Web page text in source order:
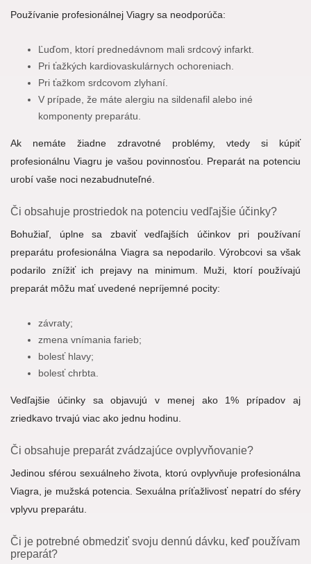
Používanie profesionálnej Viagry sa neodporúča:
Ľuďom, ktorí prednedávnom mali srdcový infarkt.
Pri ťažkých kardiovaskulárnych ochoreniach.
Pri ťažkom srdcovom zlyhaní.
V prípade, že máte alergiu na sildenafil alebo iné
komponenty preparátu.
Ak nemáte žiadne zdravotné problémy, vtedy si kúpiť
profesionálnu Viagru je vašou povinnosťou. Preparát na potenciu
urobí vaše noci nezabudnuteľné.
Či obsahuje prostriedok na potenciu vedľajšie účinky?
Bohužiaľ, úplne sa zbaviť vedľajších účinkov pri používaní
preparátu profesionálna Viagra sa nepodarilo. Výrobcovi sa však
podarilo znížiť ich prejavy na minimum. Muži, ktorí používajú
preparát môžu mať uvedené nepríjemné pocity:
závraty;
zmena vnímania farieb;
bolesť hlavy;
bolesť chrbta.
Vedľajšie účinky sa objavujú v menej ako 1% prípadov aj
zriedkavo trvajú viac ako jednu hodinu.
Či obsahuje preparát zvádzajúce ovplyvňovanie?
Jedinou sférou sexuálneho života, ktorú ovplyvňuje profesionálna
Viagra, je mužská potencia. Sexuálna príťažlivosť nepatrí do sféry
vplyvu preparátu.
Či je potrebné obmedziť svoju dennú dávku, keď používam
preparát?